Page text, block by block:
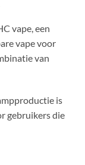
vape, een
vape voor
van
is
gebruikers die